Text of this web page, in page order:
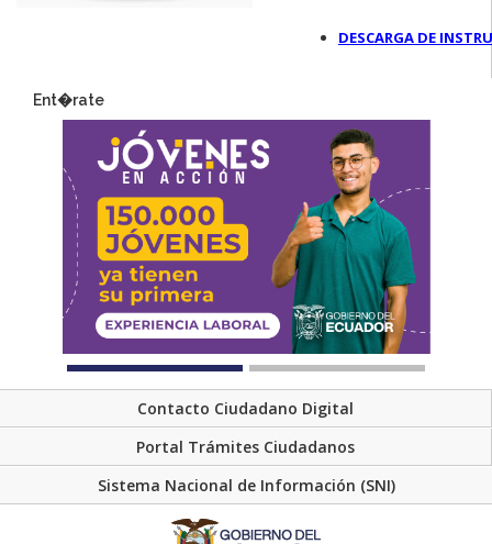
DESCARGA DE
Ent�rate
Contacto Ciudadano Digital
Portal Trámites Ciudadanos
Sistema Nacional de Información (SNI)